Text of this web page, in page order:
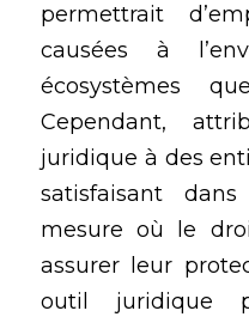
permettrait
causées à
écosystèmes
Cependant,
juridique à des
satisfaisant
mesure où le
assurer leur
outil juridique